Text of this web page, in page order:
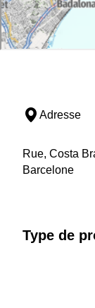
Adresse
Rue, Costa
Barcelone
Type de